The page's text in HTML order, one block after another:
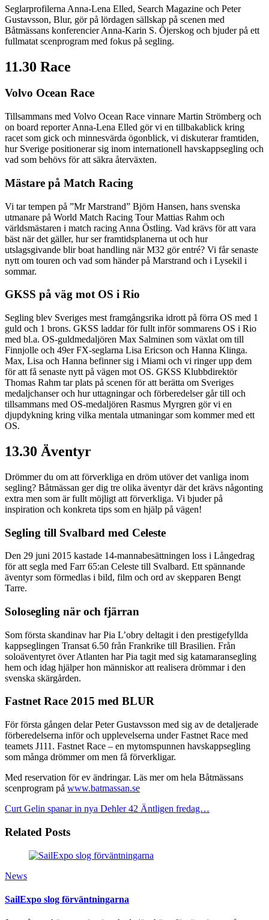
Seglarprofilerna Anna-Lena Elled, Search Magazine och Peter
Gustavsson, Blur, gör på lördagen sällskap på scenen med
Båtmässans konferencier Anna-Karin S. Öjerskog och bjuder på ett
fullmatat scenprogram med fokus på segling.
11.30 Race
Volvo Ocean Race
Tillsammans med Volvo Ocean Race vinnare Martin Strömberg och
on board reporter Anna-Lena Elled gör vi en tillbakablick kring
racet som gick och minnesvärda ögonblick, vi diskuterar framtiden,
hur Sverige positionerar sig inom internationell havskappsegling och
vad som behövs för att säkra återväxten.
Mästare på Match Racing
Vi tar tempen på ”Mr Marstrand” Björn Hansen, hans svenska
utmanare på World Match Racing Tour Mattias Rahm och
världsmästaren i match racing Anna Östling. Vad krävs för att vara
bäst när det gäller, hur ser framtidsplanerna ut och hur
utslagsgivande blir boat handling när M32 gör entré? Vi får senaste
nytt om touren och vad som händer på Marstrand och i Lysekil i
sommar.
GKSS på väg mot OS i Rio
Segling blev Sveriges mest framgångsrika idrott på förra OS med 1
guld och 1 brons. GKSS laddar för fullt inför sommarens OS i Rio
med bl.a. OS-guldmedaljören Max Salminen som växlat om till
Finnjolle och 49er FX-seglarna Lisa Ericson och Hanna Klinga.
Max, Lisa och Hanna befinner sig i Miami och vi ringer upp dem
för att få senaste nytt på vägen mot OS. GKSS Klubbdirektör
Thomas Rahm tar plats på scenen för att berätta om Sveriges
medaljchanser och hur uttagningar och förberedelser går till och
tillsammans med OS-medaljören Rasmus Myrgren gör vi en
djupdykning kring vilka mentala utmaningar som kommer med ett
OS.
13.30 Äventyr
Drömmer du om att förverkliga en dröm utöver det vanliga inom
segling? Båtmässan ger dig tre olika äventyr där det krävs någonting
extra men som är fullt möjligt att förverkliga. Vi bjuder på
inspiration och konkreta tips som en hjälp på vägen!
Segling till Svalbard med Celeste
Den 29 juni 2015 kastade 14-mannabesättningen loss i Långedrag
för att segla med Farr 65:an Celeste till Svalbard. Ett spännande
äventyr som förmedlas i bild, film och ord av skepparen Bengt
Tarre.
Solosegling när och fjärran
Som första skandinav har Pia L’obry deltagit i den prestigefyllda
kappseglingen Transat 6.50 från Frankrike till Brasilien. Från
soloäventyret över Atlanten har Pia tagit med sig katamaransegling
hem och idag hjälper hon människor att realisera drömmar i den
svenska skärgården.
Fastnet Race 2015 med BLUR
För första gången delar Peter Gustavsson med sig av de detaljerade
förberedelserna inför och upplevelserna under Fastnet Race med
teamets J111. Fastnet Race – en mytomspunnen havskappsegling
som många drömmer om men få förverkligar.
Med reservation för ev ändringar. Läs mer om hela Båtmässans
scenprogram på www.batmassan.se
Curt Gelin spanar in nya Dehler 42 Äntligen fredag…
Related Posts
News
SailExpo slog förväntningarna